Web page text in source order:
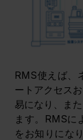
RMS使えば、
ートアクセス
易になり、ま
ます。RMSに
をお知りにな